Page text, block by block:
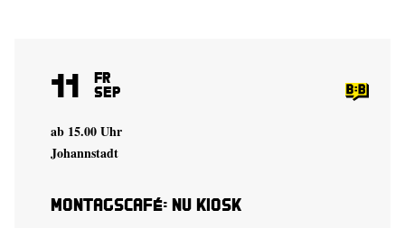
11 Fr
Sep
ab 15.00 Uhr
Johannstadt
Montagscafé: Nu Kiosk